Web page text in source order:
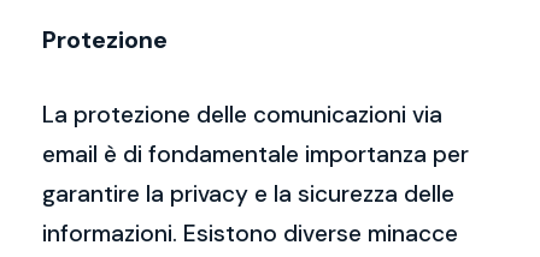
Protezione
La protezione delle comunicazioni via
email è di fondamentale importanza per
garantire la privacy e la sicurezza delle
informazioni. Esistono diverse minacce